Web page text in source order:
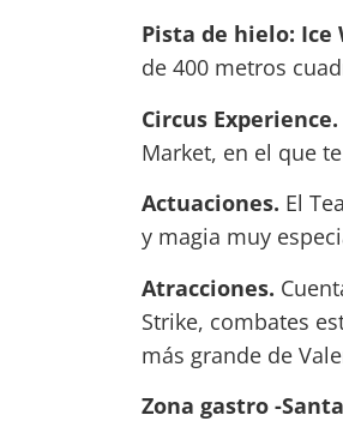
Pista de hielo: Ice
de 400 metros
Circus Experience.
Market, en el que
Actuaciones. El
y magia muy
Atracciones.
Strike, combates
más grande de
Zona gastro -